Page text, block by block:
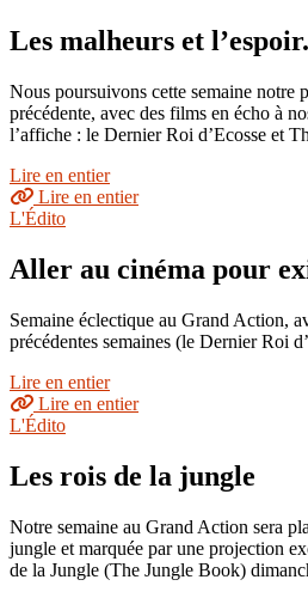
Les malheurs et l’espoir.
Nous poursuivons cette semaine notre
précédente, avec des films en écho à
l’affiche : le Dernier Roi d’Ecosse et
Lire en entier
Lire en entier
L'Édito
Aller au cinéma pour
Semaine éclectique au Grand Action,
précédentes semaines (le Dernier Roi
Lire en entier
Lire en entier
L'Édito
Les rois de la jungle
Notre semaine au Grand Action sera
jungle et marquée par une projection
de la Jungle (The Jungle Book)